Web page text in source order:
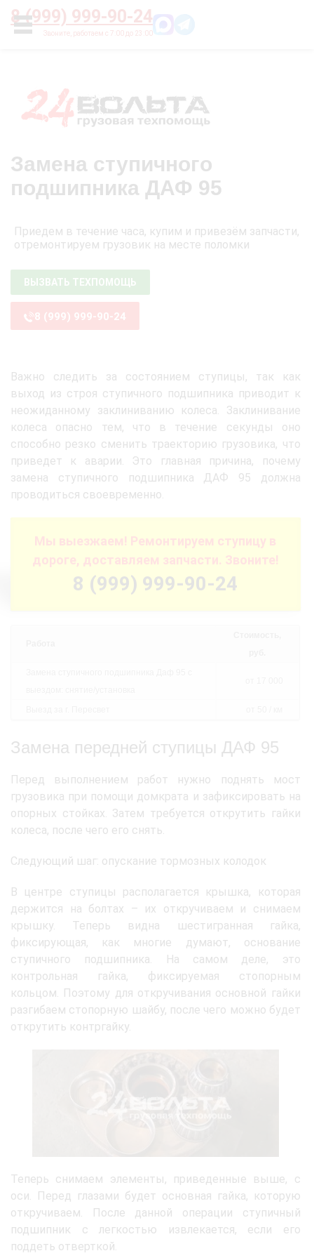
8 (999) 999-90-24
УСЛУГИ
Главная О нас Цены
Замена ступичного
подшипника ДАФ 95
Приедем в течение часа, купим и привезём запчасти,
отремонтируем грузовик на месте поломки
ВЫЗВАТЬ ТЕХПОМОЩЬ
8 (999) 999-90-24
Важно следить за состоянием ступицы, так как
выход из строя ступичного подшипника приводит к
неожиданному заклиниванию колеса. Заклинивание
колеса опасно тем, что в течение секунды оно
способно резко сменить траекторию грузовика, что
приведет к аварии. Это главная причина, почему
замена ступичного подшипника ДАФ 95 должна
проводиться своевременно.
Мы выезжаем! Ремонтируем ступицу в
дороге, доставляем запчасти. Звоните!
8 (999) 999-90-24
Замена передней ступицы ДАФ 95
Перед выполнением работ нужно поднять мост
грузовика при помощи домкрата и зафиксировать на
опорных стойках. Затем требуется открутить гайки
колеса, после чего его снять.
Следующий шаг: опускание тормозных колодок
В центре ступицы располагается крышка, которая
держится на болтах – их откручиваем и снимаем
крышку. Теперь видна шестигранная гайка,
фиксирующая, как многие думают, основание
ступичного подшипника. На самом деле, это
контрольная гайка, фиксируемая стопорным
кольцом. Поэтому для откручивания основной гайки
разгибаем стопорную шайбу, после чего можно будет
открутить контргайку.
Теперь снимаем элементы, приведенные выше, с
оси. Перед глазами будет основная гайка, которую
откручиваем. После данной операции ступичный
подшипник с легкостью извлекается, если его
поддеть отверткой.